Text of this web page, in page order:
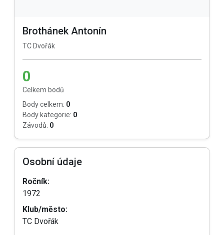
Brothánek Antonín
TC Dvořák
0
Celkem bodů
Body celkem: 0
Body kategorie: 0
Závodů: 0
Osobní údaje
Ročník:
1972
Klub/město:
TC Dvořák